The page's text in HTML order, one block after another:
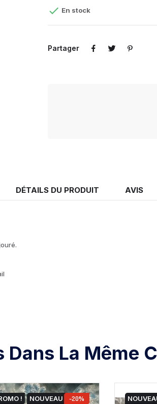
 En stock
Partager
DÉTAILS DU PRODUIT AVIS
La Même
! NOUVEAU -20%